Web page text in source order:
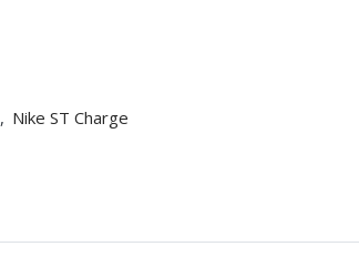
, Nike ST Charge